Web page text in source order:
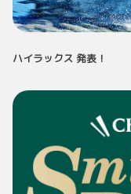
ハイラックス 発表！